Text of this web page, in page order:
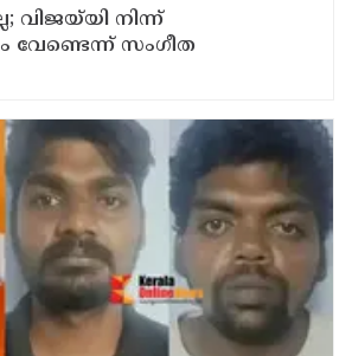
വിജയ്‍യി നിന്ന്
വേണ്ടെന്ന് സംഗീത